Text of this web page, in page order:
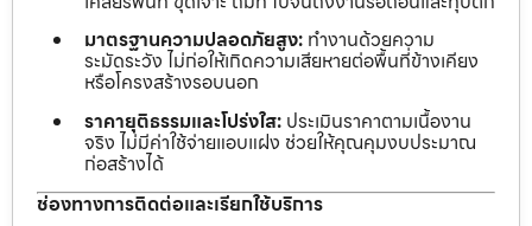
มาตรฐานความปลอดภัยสูง: ทำงานด้วยความ
ระมัดระวัง ไม่ก่อให้เกิดความเสียหายต่อพื้นที่ข้างเคียง
หรือโครงสร้างรอบนอก
ราคายุติธรรมและโปร่งใส: ประเมินราคาตามเนื้องาน
จริง ไม่มีค่าใช้จ่ายแอบแฝง ช่วยให้คุณคุมงบประมาณ
ก่อสร้างได้
ช่องทางการติดต่อและเรียกใช้บริการ